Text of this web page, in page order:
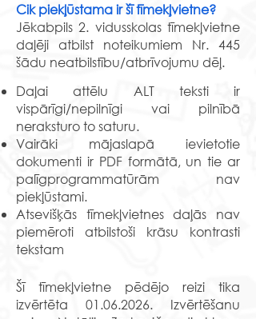
Cik piekļūstama ir šī tīmekļvietne?
Jēkabpils 2. vidusskolas tīmekļvietne
daļēji atbilst noteikumiem Nr. 445
šādu neatbilstību/atbrīvojumu dēļ.
Daļai attēlu ALT teksti ir
vispārīgi/nepilnīgi vai pilnībā
neraksturo to saturu.
Vairāki mājaslapā ievietotie
dokumenti ir PDF formātā, un tie ar
palīgprogrammatūrām nav
piekļūstami.
Atsevišķās tīmekļvietnes daļās nav
piemēroti atbilstoši krāsu kontrasti
tekstam
Šī tīmekļvietne pēdējo reizi tika
izvērtēta 01.06.2026. Izvērtēšanu